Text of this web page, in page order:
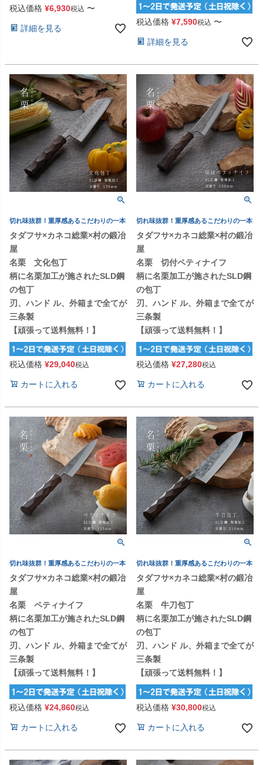
税込価格 ¥6,930税込 〜
詳細を見る
税込価格 ¥7,590税込 〜
詳細を見る
切れ味抜群！重厚感あるこだわりの一本
タダフサ×カネコ総業×村の鍛冶
屋
名栗 文化包丁
柄に名栗加工が施されたSLD鋼
の包丁
刃、ハンド ル、外箱まで全てが
三条製
【頑張って送料無料！】
税込価格 ¥29,040税込
カートに入れる
切れ味抜群！重厚感あるこだわりの一本
タダフサ×カネコ総業×村の鍛冶
屋
名栗 切付ペティナイフ
柄に名栗加工が施されたSLD鋼
の包丁
刃、ハンド ル、外箱まで全てが
三条製
【頑張って送料無料！】
税込価格 ¥27,280税込
カートに入れる
切れ味抜群！重厚感あるこだわりの一本
タダフサ×カネコ総業×村の鍛冶
屋
名栗 ペティナイフ
柄に名栗加工が施されたSLD鋼
の包丁
刃、ハンド ル、外箱まで全てが
三条製
【頑張って送料無料！】
税込価格 ¥24,860税込
カートに入れる
切れ味抜群！重厚感あるこだわりの一本
タダフサ×カネコ総業×村の鍛冶
屋
名栗 牛刀包丁
柄に名栗加工が施されたSLD鋼
の包丁
刃、ハンド ル、外箱まで全てが
三条製
【頑張って送料無料！】
税込価格 ¥30,800税込
カートに入れる